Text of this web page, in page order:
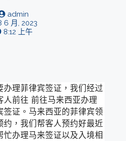
admin
6 月, 2023
8:12 上午
办理菲律宾签证，我们经过
人前往 前往马来西亚办理
签证。马来西亚的菲律宾领
约，我们帮客人预约好最近
忙办理马来签证以及入境相